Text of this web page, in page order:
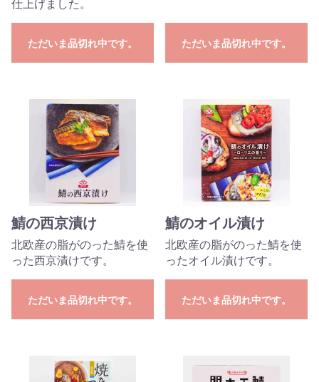
仕上げました。
ただいま品切れ中です。 ただいま品切れ中です。
鯖の西京漬け
北欧産の脂がのった鯖を使
った西京漬けです。
ただいま品切れ中です。
鯖のオイル漬け
北欧産の脂がのった鯖を使
ったオイル漬けです。
ただいま品切れ中です。